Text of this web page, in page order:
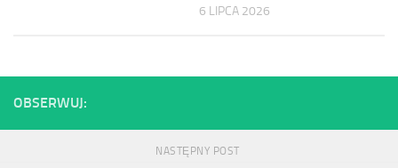
6 LIPCA 2026
OBSERWUJ:
NASTĘPNY POST